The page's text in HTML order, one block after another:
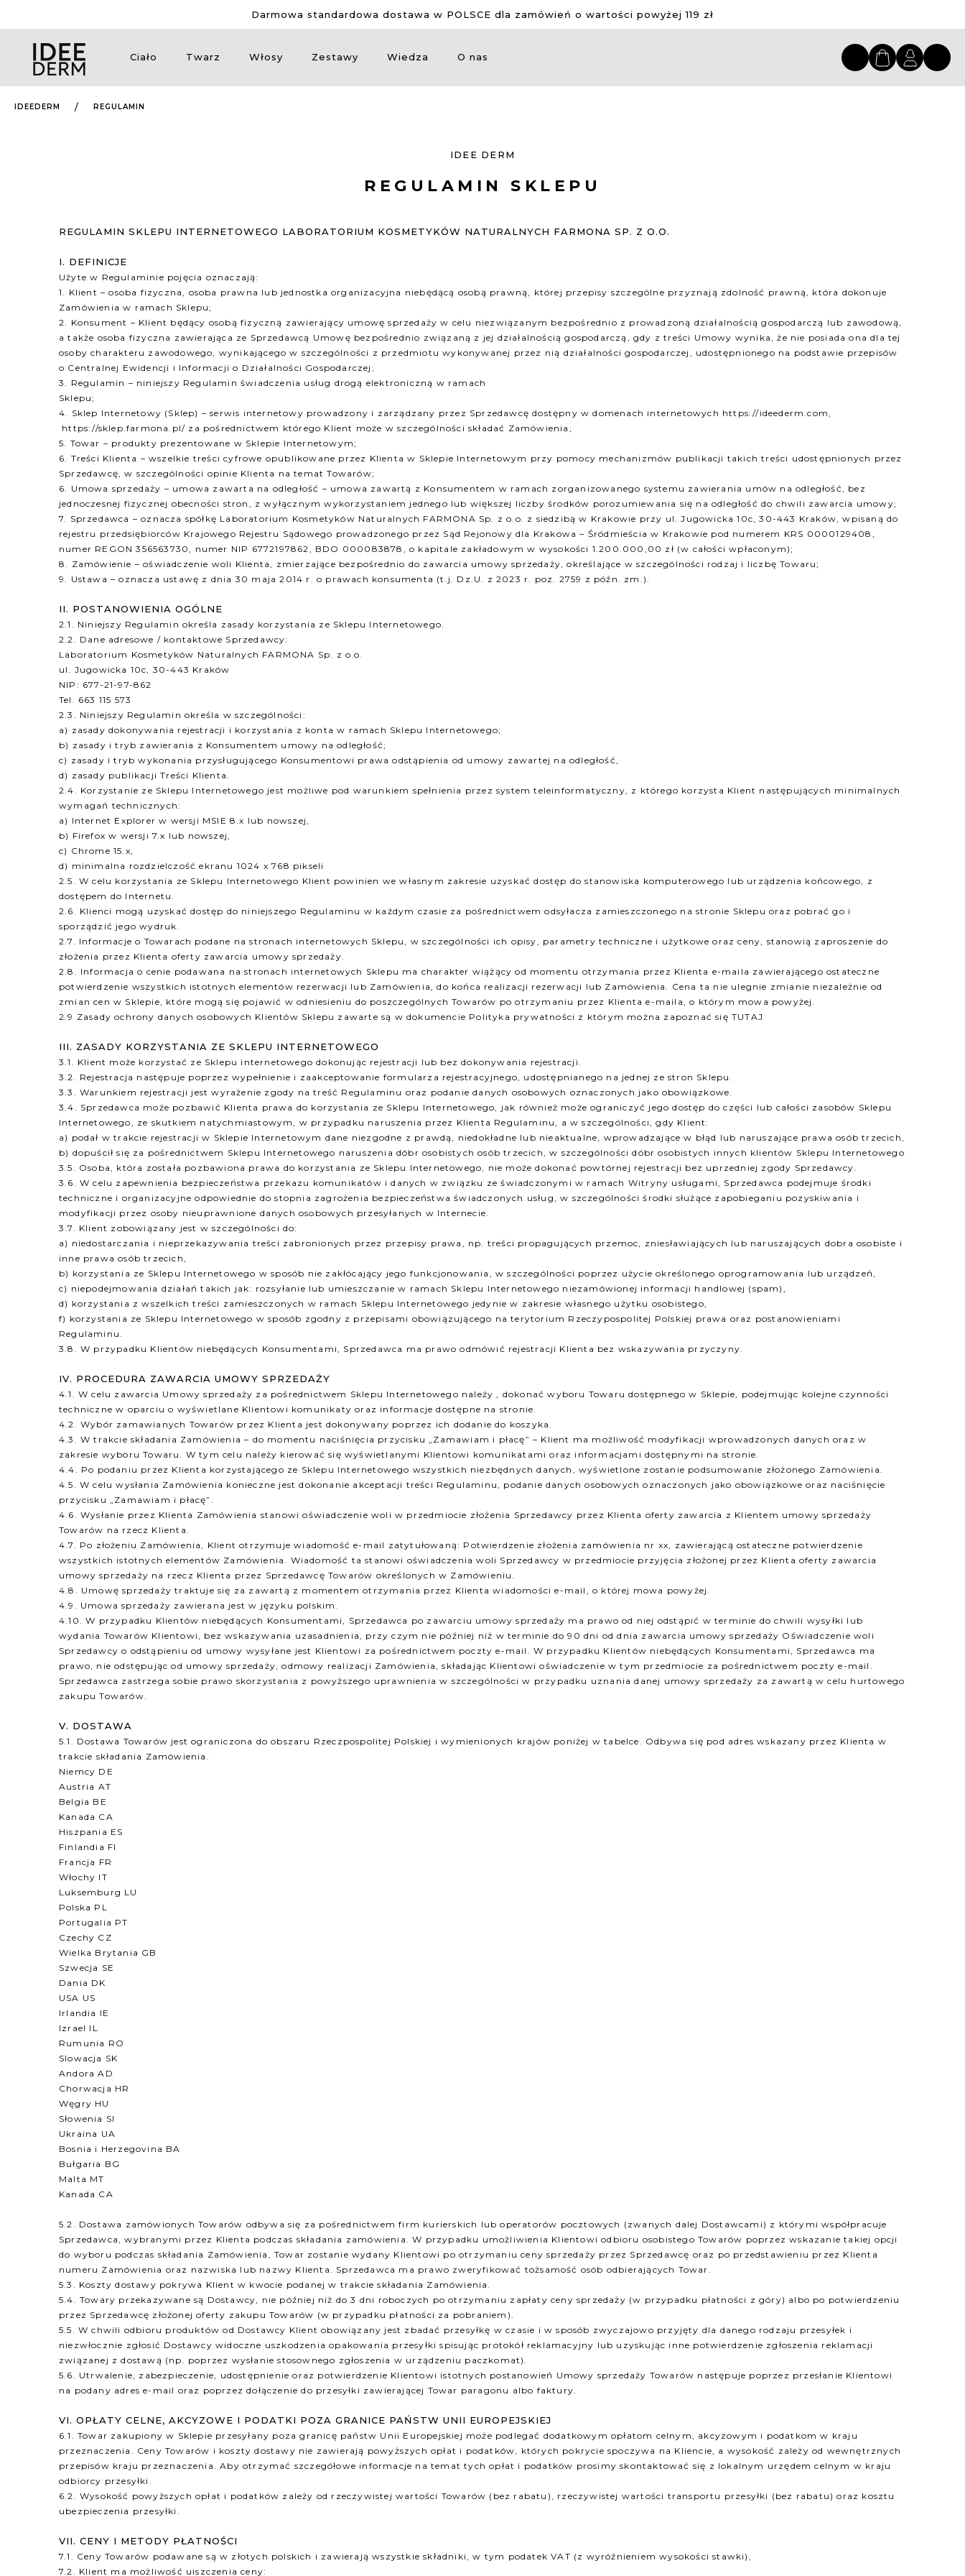
Darmowa standardowa dostawa w POLSCE dla zamówień o wartości powyżej 119 zł
Ciało Twarz Włosy Zestawy Wiedza O nas
IDEEDERM REGULAMIN
REGULAMIN SKLEPU
IDEE DERM
REGULAMIN SKLEPU INTERNETOWEGO LABORATORIUM KOSMETYKÓW NATURALNYCH FARMONA SP. Z O.O.
I. DEFINICJE
Użyte w Regulaminie pojęcia oznaczają:
1. Klient – osoba fizyczna, osoba prawna lub jednostka organizacyjna niebędącą osobą prawną, której przepisy szczególne przyznają zdolność prawną, która dokonuje
Zamówienia w ramach Sklepu;
2. Konsument – Klient będący osobą fizyczną zawierający umowę sprzedaży w celu niezwiązanym bezpośrednio z prowadzoną działalnością gospodarczą lub zawodową,
a także osoba fizyczna zawierająca ze Sprzedawcą Umowę bezpośrednio związaną z jej działalnością gospodarczą, gdy z treści Umowy wynika, że nie posiada ona dla tej
osoby charakteru zawodowego, wynikającego w szczególności z przedmiotu wykonywanej przez nią działalności gospodarczej, udostępnionego na podstawie przepisów
o Centralnej Ewidencji i Informacji o Działalności Gospodarczej;
3. Regulamin – niniejszy Regulamin świadczenia usług drogą elektroniczną w ramach
Sklepu;
4. Sklep Internetowy (Sklep) – serwis internetowy prowadzony i zarządzany przez Sprzedawcę dostępny w domenach internetowych https://ideederm.com,
https://sklep.farmona.pl/ za pośrednictwem którego Klient może w szczególności składać Zamówienia;
5. Towar – produkty prezentowane w Sklepie Internetowym;
6. Treści Klienta – wszelkie treści cyfrowe opublikowane przez Klienta w Sklepie Internetowym przy pomocy mechanizmów publikacji takich treści udostępnionych przez
Sprzedawcę, w szczególności opinie Klienta na temat Towarów;
6. Umowa sprzedaży – umowa zawarta na odległość – umowa zawartą z Konsumentem w ramach zorganizowanego systemu zawierania umów na odległość, bez
jednoczesnej fizycznej obecności stron, z wyłącznym wykorzystaniem jednego lub większej liczby środków porozumiewania się na odległość do chwili zawarcia umowy;
7. Sprzedawca – oznacza spółkę Laboratorium Kosmetyków Naturalnych FARMONA Sp. z o.o. z siedzibą w Krakowie przy ul. Jugowicka 10c, 30-443 Kraków, wpisaną do
rejestru przedsiębiorców Krajowego Rejestru Sądowego prowadzonego przez Sąd Rejonowy dla Krakowa – Śródmieścia w Krakowie pod numerem KRS 0000129408,
numer REGON 356563730, numer NIP 6772197862, BDO 000083878, o kapitale zakładowym w wysokości 1.200.000,00 zł (w całości wpłaconym);
8. Zamówienie – oświadczenie woli Klienta, zmierzające bezpośrednio do zawarcia umowy sprzedaży, określające w szczególności rodzaj i liczbę Towaru;
9. Ustawa – oznacza ustawę z dnia 30 maja 2014 r. o prawach konsumenta (t.j. Dz.U. z 2023 r. poz. 2759 z późn. zm.).
II. POSTANOWIENIA OGÓLNE
2.1. Niniejszy Regulamin określa zasady korzystania ze Sklepu Internetowego.
2.2. Dane adresowe / kontaktowe Sprzedawcy:
Laboratorium Kosmetyków Naturalnych FARMONA Sp. z o.o.
ul. Jugowicka 10c, 30-443 Kraków
NIP: 677-21-97-862
Tel. 663 115 573
2.3. Niniejszy Regulamin określa w szczególności:
a) zasady dokonywania rejestracji i korzystania z konta w ramach Sklepu Internetowego;
b) zasady i tryb zawierania z Konsumentem umowy na odległość;
c) zasady i tryb wykonania przysługującego Konsumentowi prawa odstąpienia od umowy zawartej na odległość,
d) zasady publikacji Treści Klienta.
2.4. Korzystanie ze Sklepu Internetowego jest możliwe pod warunkiem spełnienia przez system teleinformatyczny, z którego korzysta Klient następujących minimalnych
wymagań technicznych:
a) Internet Explorer w wersji MSIE 8.x lub nowszej,
b) Firefox w wersji 7.x lub nowszej,
c) Chrome 15.x,
d) minimalna rozdzielczość ekranu 1024 x 768 pikseli
2.5. W celu korzystania ze Sklepu Internetowego Klient powinien we własnym zakresie uzyskać dostęp do stanowiska komputerowego lub urządzenia końcowego, z
dostępem do Internetu.
2.6. Klienci mogą uzyskać dostęp do niniejszego Regulaminu w każdym czasie za pośrednictwem odsyłacza zamieszczonego na stronie Sklepu oraz pobrać go i
sporządzić jego wydruk.
2.7. Informacje o Towarach podane na stronach internetowych Sklepu, w szczególności ich opisy, parametry techniczne i użytkowe oraz ceny, stanowią zaproszenie do
złożenia przez Klienta oferty zawarcia umowy sprzedaży.
2.8. Informacja o cenie podawana na stronach internetowych Sklepu ma charakter wiążący od momentu otrzymania przez Klienta e-maila zawierającego ostateczne
potwierdzenie wszystkich istotnych elementów rezerwacji lub Zamówienia, do końca realizacji rezerwacji lub Zamówienia. Cena ta nie ulegnie zmianie niezależnie od
zmian cen w Sklepie, które mogą się pojawić w odniesieniu do poszczególnych Towarów po otrzymaniu przez Klienta e-maila, o którym mowa powyżej.
2.9 Zasady ochrony danych osobowych Klientów Sklepu zawarte są w dokumencie Polityka prywatności z którym można zapoznać się TUTAJ
III. ZASADY KORZYSTANIA ZE SKLEPU INTERNETOWEGO
3.1. Klient może korzystać ze Sklepu internetowego dokonując rejestracji lub bez dokonywania rejestracji.
3.2. Rejestracja następuje poprzez wypełnienie i zaakceptowanie formularza rejestracyjnego, udostępnianego na jednej ze stron Sklepu.
3.3. Warunkiem rejestracji jest wyrażenie zgody na treść Regulaminu oraz podanie danych osobowych oznaczonych jako obowiązkowe.
3.4. Sprzedawca może pozbawić Klienta prawa do korzystania ze Sklepu Internetowego, jak również może ograniczyć jego dostęp do części lub całości zasobów Sklepu
Internetowego, ze skutkiem natychmiastowym, w przypadku naruszenia przez Klienta Regulaminu, a w szczególności, gdy Klient:
a) podał w trakcie rejestracji w Sklepie Internetowym dane niezgodne z prawdą, niedokładne lub nieaktualne, wprowadzające w błąd lub naruszające prawa osób trzecich,
b) dopuścił się za pośrednictwem Sklepu Internetowego naruszenia dóbr osobistych osób trzecich, w szczególności dóbr osobistych innych klientów Sklepu Internetowego
3.5. Osoba, która została pozbawiona prawa do korzystania ze Sklepu Internetowego, nie może dokonać powtórnej rejestracji bez uprzedniej zgody Sprzedawcy.
3.6. W celu zapewnienia bezpieczeństwa przekazu komunikatów i danych w związku ze świadczonymi w ramach Witryny usługami, Sprzedawca podejmuje środki
techniczne i organizacyjne odpowiednie do stopnia zagrożenia bezpieczeństwa świadczonych usług, w szczególności środki służące zapobieganiu pozyskiwania i
modyfikacji przez osoby nieuprawnione danych osobowych przesyłanych w Internecie.
3.7. Klient zobowiązany jest w szczególności do:
a) niedostarczania i nieprzekazywania treści zabronionych przez przepisy prawa, np. treści propagujących przemoc, zniesławiających lub naruszających dobra osobiste i
inne prawa osób trzecich,
b) korzystania ze Sklepu Internetowego w sposób nie zakłócający jego funkcjonowania, w szczególności poprzez użycie określonego oprogramowania lub urządzeń,
c) niepodejmowania działań takich jak: rozsyłanie lub umieszczanie w ramach Sklepu Internetowego niezamówionej informacji handlowej (spam),
d) korzystania z wszelkich treści zamieszczonych w ramach Sklepu Internetowego jedynie w zakresie własnego użytku osobistego,
f) korzystania ze Sklepu Internetowego w sposób zgodny z przepisami obowiązującego na terytorium Rzeczypospolitej Polskiej prawa oraz postanowieniami
Regulaminu.
3.8. W przypadku Klientów niebędących Konsumentami, Sprzedawca ma prawo odmówić rejestracji Klienta bez wskazywania przyczyny.
IV. PROCEDURA ZAWARCIA UMOWY SPRZEDAŻY
4.1. W celu zawarcia Umowy sprzedaży za pośrednictwem Sklepu Internetowego należy , dokonać wyboru Towaru dostępnego w Sklepie, podejmując kolejne czynności
techniczne w oparciu o wyświetlane Klientowi komunikaty oraz informacje dostępne na stronie.
4.2. Wybór zamawianych Towarów przez Klienta jest dokonywany poprzez ich dodanie do koszyka.
4.3. W trakcie składania Zamówienia – do momentu naciśnięcia przycisku „Zamawiam i płacę” – Klient ma możliwość modyfikacji wprowadzonych danych oraz w
zakresie wyboru Towaru. W tym celu należy kierować się wyświetlanymi Klientowi komunikatami oraz informacjami dostępnymi na stronie.
4.4. Po podaniu przez Klienta korzystającego ze Sklepu Internetowego wszystkich niezbędnych danych, wyświetlone zostanie podsumowanie złożonego Zamówienia.
4.5. W celu wysłania Zamówienia konieczne jest dokonanie akceptacji treści Regulaminu, podanie danych osobowych oznaczonych jako obowiązkowe oraz naciśnięcie
przycisku „Zamawiam i płacę”.
4.6. Wysłanie przez Klienta Zamówienia stanowi oświadczenie woli w przedmiocie złożenia Sprzedawcy przez Klienta oferty zawarcia z Klientem umowy sprzedaży
Towarów na rzecz Klienta.
4.7. Po złożeniu Zamówienia, Klient otrzymuje wiadomość e-mail zatytułowaną: Potwierdzenie złożenia zamówienia nr xx, zawierającą ostateczne potwierdzenie
wszystkich istotnych elementów Zamówienia. Wiadomość ta stanowi oświadczenia woli Sprzedawcy w przedmiocie przyjęcia złożonej przez Klienta oferty zawarcia
umowy sprzedaży na rzecz Klienta przez Sprzedawcę Towarów określonych w Zamówieniu.
4.8. Umowę sprzedaży traktuje się za zawartą z momentem otrzymania przez Klienta wiadomości e-mail, o której mowa powyżej.
4.9. Umowa sprzedaży zawierana jest w języku polskim.
4.10. W przypadku Klientów niebędących Konsumentami, Sprzedawca po zawarciu umowy sprzedaży ma prawo od niej odstąpić w terminie do chwili wysyłki lub
wydania Towarów Klientowi, bez wskazywania uzasadnienia, przy czym nie później niż w terminie do 90 dni od dnia zawarcia umowy sprzedaży Oświadczenie woli
Sprzedawcy o odstąpieniu od umowy wysyłane jest Klientowi za pośrednictwem poczty e-mail. W przypadku Klientów niebędących Konsumentami, Sprzedawca ma
prawo, nie odstępując od umowy sprzedaży, odmowy realizacji Zamówienia, składając Klientowi oświadczenie w tym przedmiocie za pośrednictwem poczty e-mail.
Sprzedawca zastrzega sobie prawo skorzystania z powyższego uprawnienia w szczególności w przypadku uznania danej umowy sprzedaży za zawartą w celu hurtowego
zakupu Towarów.
V. DOSTAWA
5.1. Dostawa Towarów jest ograniczona do obszaru Rzeczpospolitej Polskiej i wymienionych krajów poniżej w tabelce. Odbywa się pod adres wskazany przez Klienta w
trakcie składania Zamówienia.
Niemcy DE
Austria AT
Belgia BE
Kanada CA
Hiszpania ES
Finlandia FI
Francja FR
Włochy IT
Luksemburg LU
Polska PL
Portugalia PT
Czechy CZ
Wielka Brytania GB
Szwecja SE
Dania DK
USA US
Irlandia IE
Izrael IL
Rumunia RO
Slowacja SK
Andora AD
Chorwacja HR
Węgry HU
Słowenia SI
Ukraina UA
Bosnia i Herzegovina BA
Bułgaria BG
Malta MT
Kanada CA
5.2. Dostawa zamówionych Towarów odbywa się za pośrednictwem firm kurierskich lub operatorów pocztowych (zwanych dalej Dostawcami) z którymi współpracuje
Sprzedawca, wybranymi przez Klienta podczas składania zamówienia. W przypadku umożliwienia Klientowi odbioru osobistego Towarów poprzez wskazanie takiej opcji
do wyboru podczas składania Zamówienia, Towar zostanie wydany Klientowi po otrzymaniu ceny sprzedaży przez Sprzedawcę oraz po przedstawieniu przez Klienta
numeru Zamówienia oraz nazwiska lub nazwy Klienta. Sprzedawca ma prawo zweryfikować tożsamość osób odbierających Towar.
5.3. Koszty dostawy pokrywa Klient w kwocie podanej w trakcie składania Zamówienia.
5.4. Towary przekazywane są Dostawcy, nie później niż do 3 dni roboczych po otrzymaniu zapłaty ceny sprzedaży (w przypadku płatności z góry) albo po potwierdzeniu
przez Sprzedawcę złożonej oferty zakupu Towarów (w przypadku płatności za pobraniem).
5.5. W chwili odbioru produktów od Dostawcy Klient obowiązany jest zbadać przesyłkę w czasie i w sposób zwyczajowo przyjęty dla danego rodzaju przesyłek i
niezwłocznie zgłosić Dostawcy widoczne uszkodzenia opakowania przesyłki spisując protokół reklamacyjny lub uzyskując inne potwierdzenie zgłoszenia reklamacji
związanej z dostawą (np. poprzez wysłanie stosownego zgłoszenia w urządzeniu paczkomat).
5.6. Utrwalenie, zabezpieczenie, udostępnienie oraz potwierdzenie Klientowi istotnych postanowień Umowy sprzedaży Towarów następuje poprzez przesłanie Klientowi
na podany adres e-mail oraz poprzez dołączenie do przesyłki zawierającej Towar paragonu albo faktury.
VI. OPŁATY CELNE, AKCYZOWE I PODATKI POZA GRANICE PAŃSTW UNII EUROPEJSKIEJ
6.1. Towar zakupiony w Sklepie przesyłany poza granicę państw Unii Europejskiej może podlegać dodatkowym opłatom celnym, akcyzowym i podatkom w kraju
przeznaczenia. Ceny Towarów i koszty dostawy nie zawierają powyższych opłat i podatków, których pokrycie spoczywa na Kliencie, a wysokość zależy od wewnętrznych
przepisów kraju przeznaczenia. Aby otrzymać szczegółowe informacje na temat tych opłat i podatków prosimy skontaktować się z lokalnym urzędem celnym w kraju
odbiorcy przesyłki.
6.2. Wysokość powyższych opłat i podatków zależy od rzeczywistej wartości Towarów (bez rabatu), rzeczywistej wartości transportu przesyłki (bez rabatu) oraz kosztu
ubezpieczenia przesyłki.
VII. CENY I METODY PŁATNOŚCI
7.1. Ceny Towarów podawane są w złotych polskich i zawierają wszystkie składniki, w tym podatek VAT (z wyróżnieniem wysokości stawki),
7.2. Klient ma możliwość uiszczenia ceny: